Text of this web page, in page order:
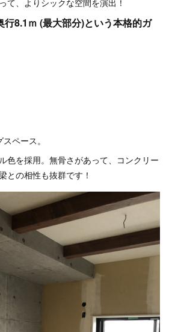
て、よりシックな空間を演出！
行8.1ｍ (最大部分)という本格的ガ
ペース。
色を採用。無骨さがあって、コンクリー
との相性も抜群です！